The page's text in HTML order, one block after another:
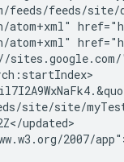
feeds/feeds/site/
site/
site/
updated>
2007/